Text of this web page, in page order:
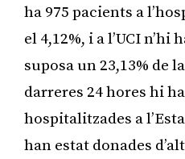
ha 975 pacients a
el 4,12%, i a l’UCI n’hi
suposa un 23,13% de
darreres 24 hores hi
hospitalitzades a
han estat donades